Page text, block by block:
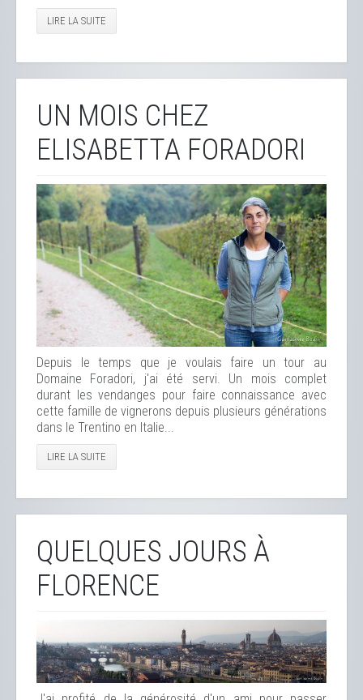
LIRE LA SUITE
UN MOIS CHEZ
ELISABETTA FORADORI
Depuis le temps que je voulais faire un tour au
Domaine Foradori, j'ai été servi. Un mois complet
durant les vendanges pour faire connaissance avec
cette famille de vignerons depuis plusieurs générations
dans le Trentino en Italie...
LIRE LA SUITE
QUELQUES JOURS À
FLORENCE